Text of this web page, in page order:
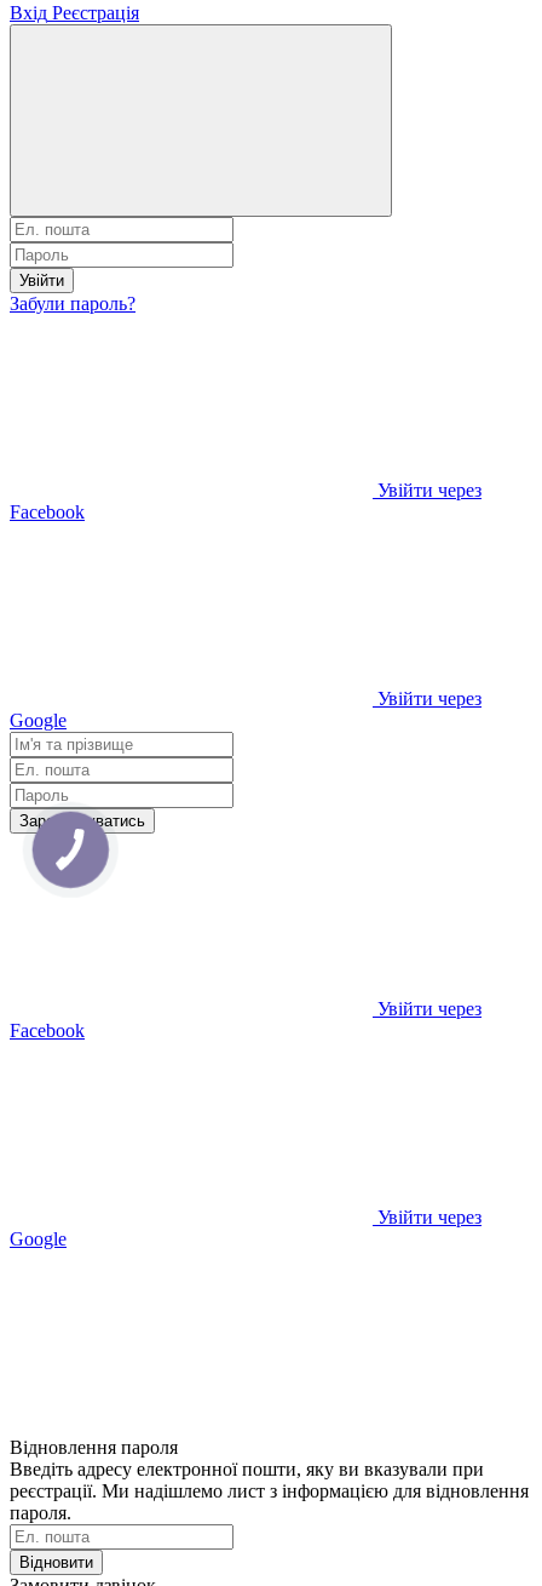
Вхід Реєстрація
Увійти
Забули пароль?
Увійти через
Facebook
Увійти через
Google
Зареєструватись
Увійти через
Facebook
Увійти через
Google
Відновлення пароля
Введіть адресу електронної пошти, яку ви вказували при
реєстрації. Ми надішлемо лист з інформацією для відновлення
пароля.
Відновити